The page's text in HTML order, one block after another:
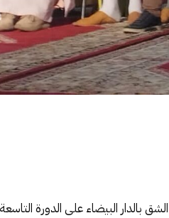
الثقافي عبد الله گنون بعين الشق بالدار